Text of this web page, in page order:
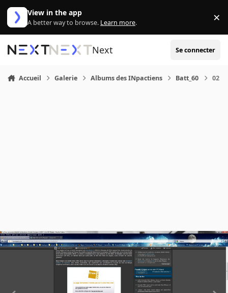
Aller au contenu
View in the app
A better way to browse. Learn more. ×
Next Se connecter
Accueil Galerie Albums des INpactiens Batt_60 02